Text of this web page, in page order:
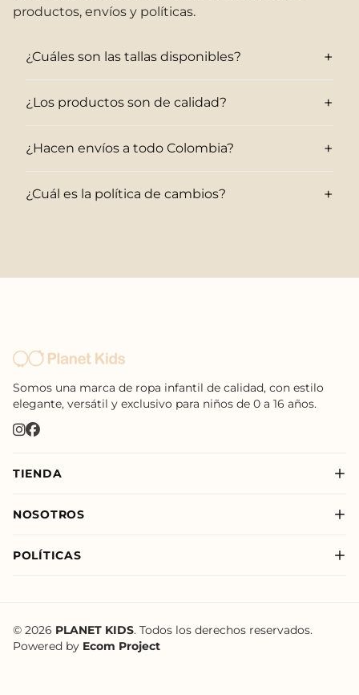
productos, envíos y políticas.
¿Cuáles son las tallas disponibles? +
¿Los productos son de calidad? +
¿Hacen envíos a todo Colombia? +
¿Cuál es la política de cambios? +
Somos una marca de ropa infantil de calidad, con estilo
elegante, versátil y exclusivo para niños de 0 a 16 años.
TIENDA
Niño
NOSOTROS
Nuestras Tiendas
POLÍTICAS
Política de Tratamiento de Datos de Planet Kids
Términos y Condiciones
© 2026 PLANET KIDS. Todos los derechos reservados.
Powered by Ecom Project